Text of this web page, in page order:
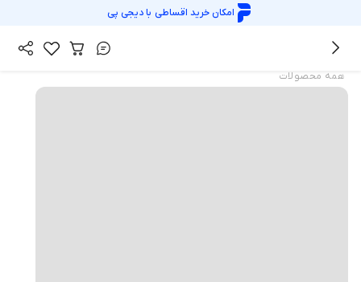
امکان خرید اقساطی بادیجی پی
همه محصولات